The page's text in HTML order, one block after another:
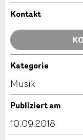
Ihr Feedback
Allgemeines
Anzeige nicht
Anzeige
Empfehlen Sie
Kontakt
Kontakt
Verfassen Sie
Kategorie
Musik
Publiziert am
10.09.2018